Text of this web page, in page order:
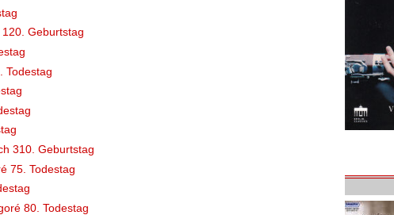
Geburtstag
Todestag
310. Geburtstag
75. Todestag
80. Todestag